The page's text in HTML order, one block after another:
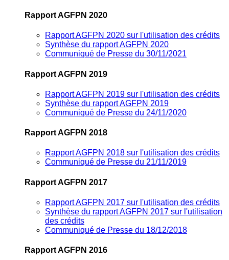
Rapport AGFPN 2020
Rapport AGFPN 2020 sur l'utilisation des crédits
Synthèse du rapport AGFPN 2020
Communiqué de Presse du 30/11/2021
Rapport AGFPN 2019
Rapport AGFPN 2019 sur l'utilisation des crédits
Synthèse du rapport AGFPN 2019
Communiqué de Presse du 24/11/2020
Rapport AGFPN 2018
Rapport AGFPN 2018 sur l'utilisation des crédits
Communiqué de Presse du 21/11/2019
Rapport AGFPN 2017
Rapport AGFPN 2017 sur l'utilisation des crédits
Synthèse du rapport AGFPN 2017 sur l'utilisation
des crédits
Communiqué de Presse du 18/12/2018
Rapport AGFPN 2016